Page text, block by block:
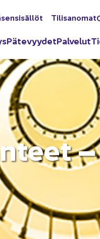
Ti­li­sa­no­mat
Pä­te­vyy­detPal­ve­lut